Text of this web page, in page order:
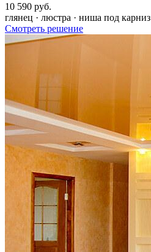
10 590 руб.
глянец · люстра · ниша под карниз
Смотреть решение